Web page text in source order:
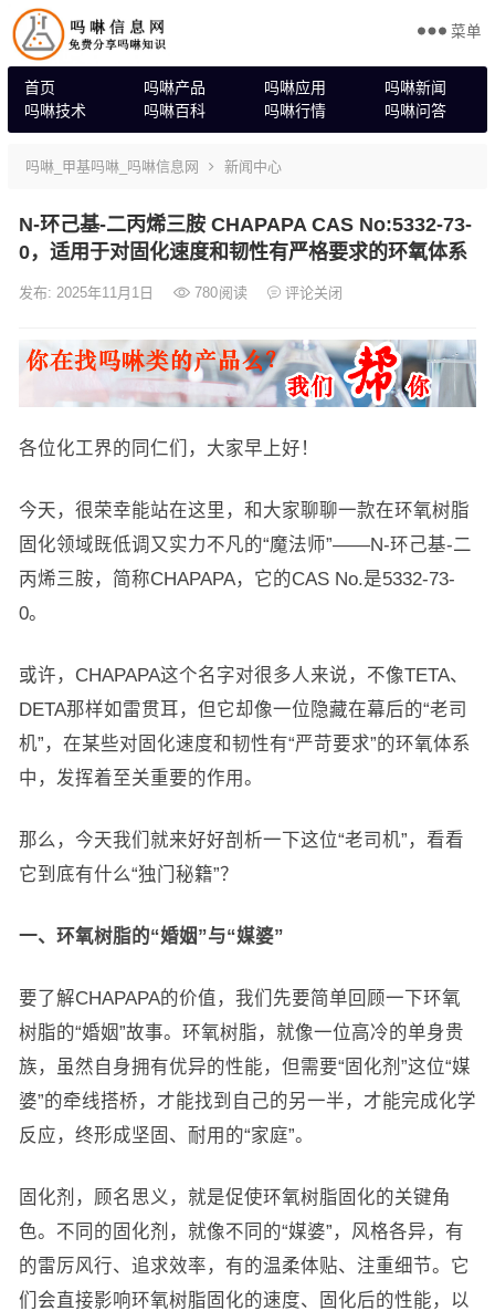
首页 吗啉产品 吗啉应用
吗啉新闻
吗啉技术
吗啉百科 吗啉行情 吗啉问答
菜单
吗啉_甲基吗啉_吗啉信息网 新闻中心
N-环己基-二丙烯三胺 CHAPAPA CAS No:5332-73-
0，适用于对固化速度和韧性有严格要求的环氧体系
发布: 2025年11月1日 780阅读 评论关闭
各位化工界的同仁们，大家早上好！
今天，很荣幸能站在这里，和大家聊聊一款在环氧树脂
固化领域既低调又实力不凡的“魔法师”——N-环己基-二
丙烯三胺，简称CHAPAPA，它的CAS No.是5332-73-
0。
或许，CHAPAPA这个名字对很多人来说，不像TETA、
DETA那样如雷贯耳，但它却像一位隐藏在幕后的“老司
机”，在某些对固化速度和韧性有“严苛要求”的环氧体系
中，发挥着至关重要的作用。
那么，今天我们就来好好剖析一下这位“老司机”，看看
它到底有什么“独门秘籍”？
一、环氧树脂的“婚姻”与“媒婆”
要了解CHAPAPA的价值，我们先要简单回顾一下环氧
树脂的“婚姻”故事。环氧树脂，就像一位高冷的单身贵
族，虽然自身拥有优异的性能，但需要“固化剂”这位“媒
婆”的牵线搭桥，才能找到自己的另一半，才能完成化学
反应，终形成坚固、耐用的“家庭”。
固化剂，顾名思义，就是促使环氧树脂固化的关键角
色。不同的固化剂，就像不同的“媒婆”，风格各异，有
的雷厉风行、追求效率，有的温柔体贴、注重细节。它
们会直接影响环氧树脂固化的速度、固化后的性能，以